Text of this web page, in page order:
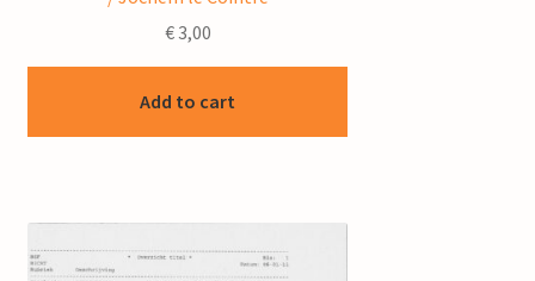
€3,00
Add to cart